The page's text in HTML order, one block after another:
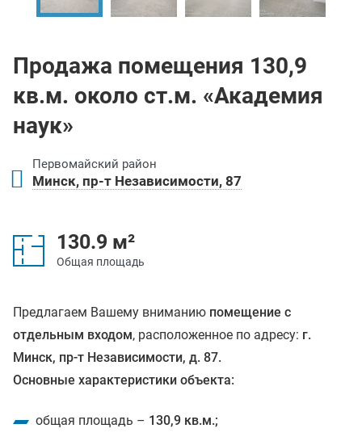
Продажа помещения 130,9
кв.м. около ст.м. «Академия
наук»
Первомайский район
Минск, пр-т Независимости, 87
130.9 м²
Общая площадь
Предлагаем Вашему вниманию помещение с
отдельным входом, расположенное по адресу: г.
Минск, пр-т Независимости, д. 87.
Основные характеристики объекта:
общая площадь – 130,9 кв.м.;